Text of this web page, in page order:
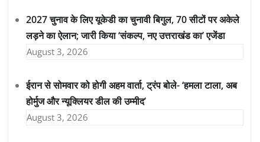
2027 चुनाव के लिए यूकेडी का चुनावी बिगुल, 70 सीटों पर अकेले
लड़ने का ऐलान; जारी किया ‘संकल्प, नए उत्तराखंड का’ एजेंडा
August 3, 2026
ईरान से सोमवार को होगी अहम वार्ता, ट्रंप बोले- ‘हमला टाला, अब
होर्मुज और न्यूक्लियर डील की उम्मीद’
August 3, 2026